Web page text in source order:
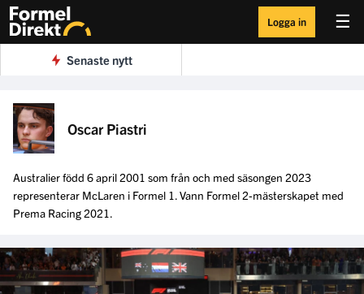
☰
Logga in
Senaste nytt
Oscar Piastri
Australier född 6 april 2001 som från och med säsongen 2023
representerar McLaren i Formel 1. Vann Formel 2-mästerskapet med
Prema Racing 2021.